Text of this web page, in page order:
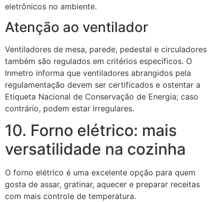
eletrônicos no ambiente.
Atenção ao ventilador
Ventiladores de mesa, parede, pedestal e circuladores
também são regulados em critérios específicos. O
Inmetro informa que ventiladores abrangidos pela
regulamentação devem ser certificados e ostentar a
Etiqueta Nacional de Conservação de Energia; caso
contrário, podem estar irregulares.
10. Forno elétrico: mais
versatilidade na cozinha
O forno elétrico é uma excelente opção para quem
gosta de assar, gratinar, aquecer e preparar receitas
com mais controle de temperatura.